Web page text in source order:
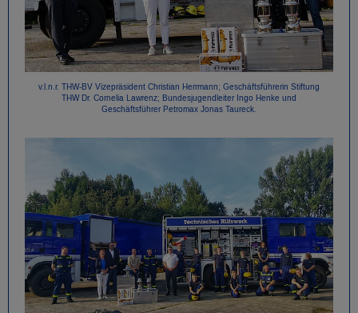
v.l.n.r. THW-BV Vizepräsident Christian Herrmann; Geschäftsführerin Stiftung
THW Dr. Cornelia Lawrenz; Bundesjugendleiter Ingo Henke und
Geschäftsführer Petromax Jonas Taureck.